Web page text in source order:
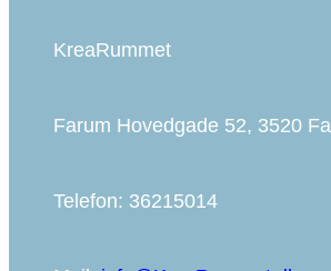
KreaRummet
Farum Hovedgade 52, 3520
Telefon: 36215014